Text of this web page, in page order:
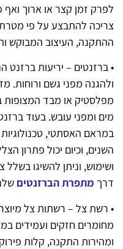
לפרק זמן קצר או ארוך ואף
צריכה להתבצע על פי
ההתקנה, העיצוב המבוקש
• ברזנטים – יריעות ברזנט
מפלסטיק או מבד
מים ומפני עובש. בעוד
במראם האסתטי,
השנים, וכיום יכול פתרון
ושימוש, וניתן להשיגו בשלל
דרך מתפרת הברזנטים
• רשת צל – רשתות צל
מחומרים חזקים ועמידים
ומהירות התקנה, קלות